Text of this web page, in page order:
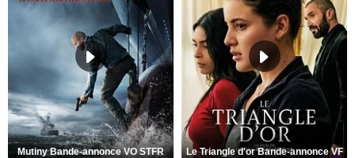
Mutiny Bande-annonce VO STFR Le Triangle d'or Bande-annonce VF